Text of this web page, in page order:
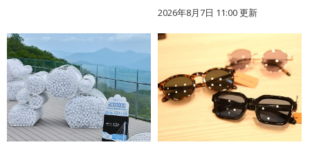
2026年8月7日 11:00更新